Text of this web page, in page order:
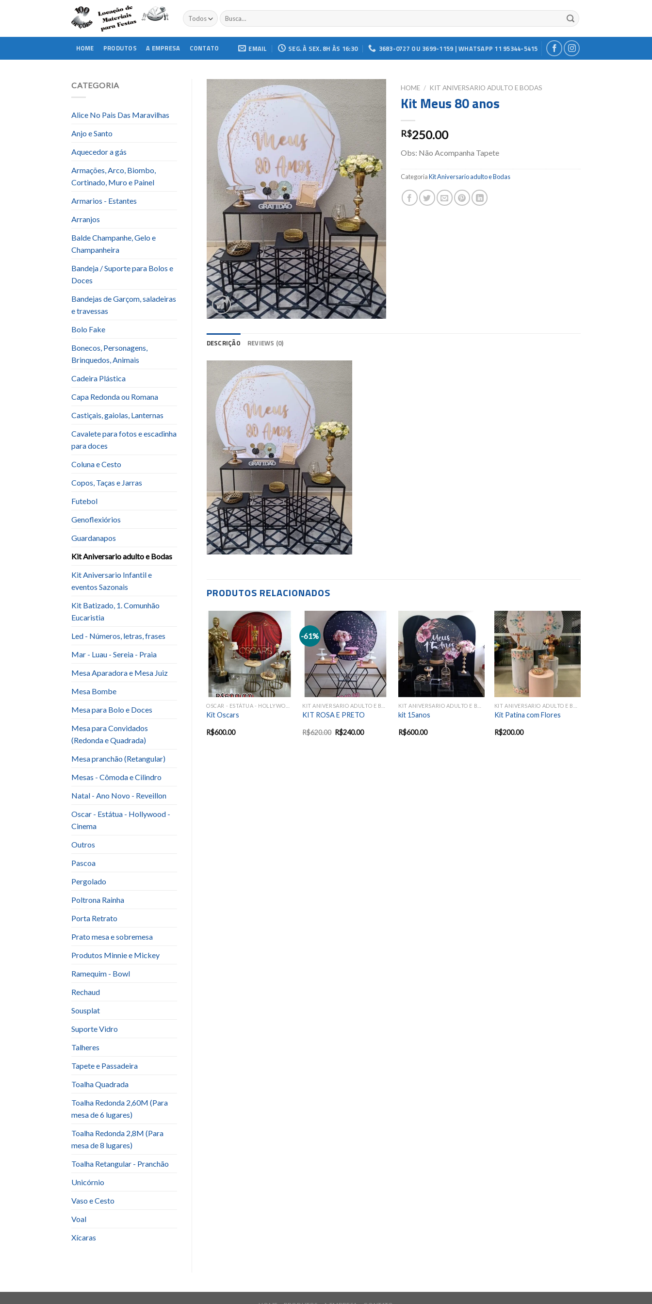
Buscar
por:
HOME PRODUTOS A EMPRESA CONTATO EMAIL SEG. À SEX. 8H ÀS 16:30 3683-0727 OU 3699-1159 | WHATSAPP 11 95344-5415
CATEGORIA
Alice No Pais Das Maravilhas
Anjo e Santo
Aquecedor a gás
Armações, Arco, Biombo,
Cortinado, Muro e Painel
Armarios - Estantes
Arranjos
Balde Champanhe, Gelo e
Champanheira
Bandeja / Suporte para Bolos e
Doces
Bandejas de Garçom, saladeiras
e travessas
Bolo Fake
Bonecos, Personagens,
Brinquedos, Animais
Cadeira Plástica
Capa Redonda ou Romana
Castiçais, gaiolas, Lanternas
Cavalete para fotos e escadinha
para doces
Coluna e Cesto
Copos, Taças e Jarras
Futebol
Genoflexiórios
Guardanapos
Kit Aniversario adulto e Bodas
Kit Aniversario Infantil e
eventos Sazonais
Kit Batizado, 1. Comunhão
Eucaristia
Led - Números, letras, frases
Mar - Luau - Sereia - Praia
Mesa Aparadora e Mesa Juiz
Mesa Bombe
Mesa para Bolo e Doces
Mesa para Convidados
(Redonda e Quadrada)
Mesa pranchão (Retangular)
Mesas - Cômoda e Cilindro
Natal - Ano Novo - Reveillon
Oscar - Estátua - Hollywood -
Cinema
Outros
Pascoa
Pergolado
Poltrona Rainha
Porta Retrato
Prato mesa e sobremesa
Produtos Minnie e Mickey
Ramequim - Bowl
Rechaud
Sousplat
Suporte Vidro
Talheres
Tapete e Passadeira
Toalha Quadrada
Toalha Redonda 2,60M (Para
mesa de 6 lugares)
Toalha Redonda 2,8M (Para
mesa de 8 lugares)
Toalha Retangular - Pranchão
Unicórnio
Vaso e Cesto
Voal
Xícaras
Add to
wishlist
HOME / KIT ANIVERSARIO ADULTO E BODAS
Kit Meus 80 anos
R$250.00
Obs: Não Acompanha Tapete
CategoriaKit Aniversario adulto e Bodas
DESCRIÇÃO REVIEWS (0)
PRODUTOS RELACIONADOS
Add to
wishlist
Kit Oscars
R$600.00
-61%
Add to
wishlist
KIT ROSA E PRETO
R$620.00 R$240.00
Add to
wishlist
kit 15anos
R$600.00
Add to
wishlist
Kit Patina com Flores
R$200.00
Add to
Kit Samba – Pagode
-49%
Kit Preto com Dourado 3
R$412.00 R$